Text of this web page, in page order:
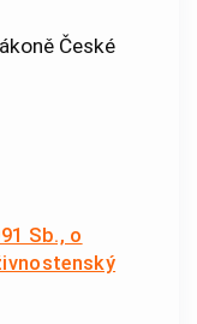
České
Sb., o